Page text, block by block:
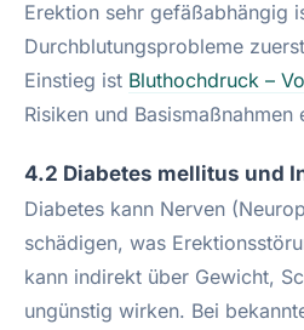
Erektion sehr gefäßabhängig
Durchblutungsprobleme
Einstieg ist Bluthochdruck –
Risiken und Basismaßnahmen
4.2 Diabetes mellitus und
Diabetes kann Nerven
schädigen, was
kann indirekt über Gewicht,
ungünstig wirken. Bei